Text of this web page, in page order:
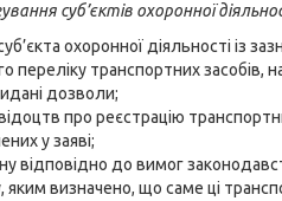
суб’єктів охоронної
охоронної діяльності із
переліку транспортних засобів,
дозволи;
про реєстрацію
у заяві;
відповідно до вимог
яким визначено, що саме ці